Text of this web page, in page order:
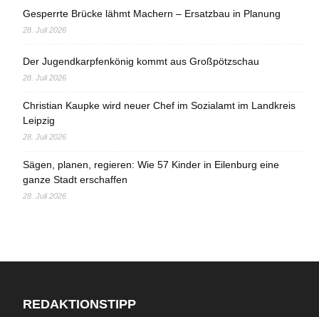
Gesperrte Brücke lähmt Machern – Ersatzbau in Planung
28. Juli 2026
Der Jugendkarpfenkönig kommt aus Großpötzschau
28. Juli 2026
Christian Kaupke wird neuer Chef im Sozialamt im Landkreis
Leipzig
28. Juli 2026
Sägen, planen, regieren: Wie 57 Kinder in Eilenburg eine
ganze Stadt erschaffen
28. Juli 2026
REDAKTIONSTIPP